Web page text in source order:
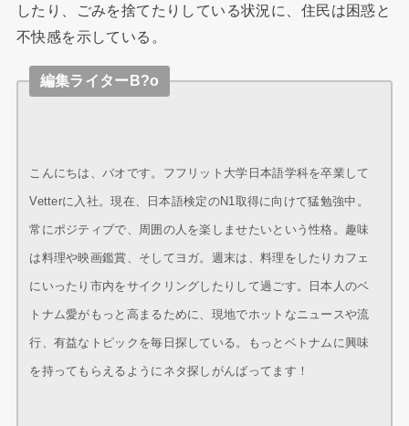
したり、ごみを捨てたりしている状況に、住民は困惑と
不快感を示している。
編集ライターB?o
こんにちは、バオです。フフリット大学日本語学科を卒業して
Vetterに入社。現在、日本語検定のN1取得に向けて猛勉強中。
常にポジティブで、周囲の人を楽しませたいという性格。趣味
は料理や映画鑑賞、そしてヨガ。週末は、料理をしたりカフェ
にいったり市内をサイクリングしたりして過ごす。日本人のベ
トナム愛がもっと高まるために、現地でホットなニュースや流
行、有益なトピックを毎日探している。もっとベトナムに興味
を持ってもらえるようにネタ探しがんばってます！